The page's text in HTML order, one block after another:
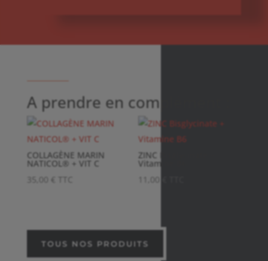
A prendre en complément :
COLLAGÈNE MARIN
NATICOL® + VIT C
€ TTC
ZINC Bisglycinate +
Vitamine B6
11,00
TOUS NOS PRODUITS